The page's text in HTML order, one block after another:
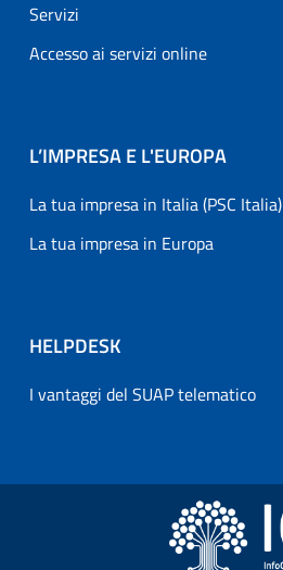
Servizi
Accesso ai servizi online
L’IMPRESA E L'EUROPA
La tua impresa in Italia (PSC Italia)
La tua impresa in Europa
HELPDESK
I vantaggi del SUAP telematico